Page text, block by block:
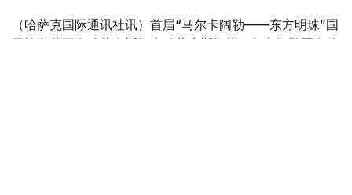
（哈萨克国际通讯社讯）首届“马尔卡阔勒——东方明珠”国
际旅游节正在哈萨克斯坦东哈萨克斯坦州马尔卡阔勒区乌伦